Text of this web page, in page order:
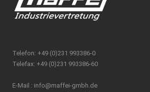
Telefon: +49 (0)231 993386-0
Telefax: +49 (0)231 993386-60
E-Mail : info@maffei-gmbh.de